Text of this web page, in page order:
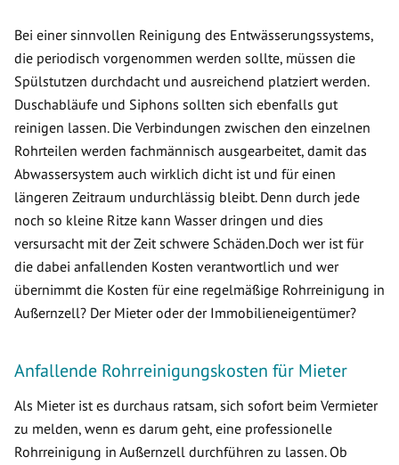
Bei einer sinnvollen Reinigung des Entwässerungssystems,
die periodisch vorgenommen werden sollte, müssen die
Spülstutzen durchdacht und ausreichend platziert werden.
Duschabläufe und Siphons sollten sich ebenfalls gut
reinigen lassen. Die Verbindungen zwischen den einzelnen
Rohrteilen werden fachmännisch ausgearbeitet, damit das
Abwassersystem auch wirklich dicht ist und für einen
längeren Zeitraum undurchlässig bleibt. Denn durch jede
noch so kleine Ritze kann Wasser dringen und dies
versursacht mit der Zeit schwere Schäden.Doch wer ist für
die dabei anfallenden Kosten verantwortlich und wer
übernimmt die Kosten für eine regelmäßige Rohrreinigung in
Außernzell? Der Mieter oder der Immobilieneigentümer?
Anfallende Rohrreinigungskosten für Mieter
Als Mieter ist es durchaus ratsam, sich sofort beim Vermieter
zu melden, wenn es darum geht, eine professionelle
Rohrreinigung in Außernzell durchführen zu lassen. Ob